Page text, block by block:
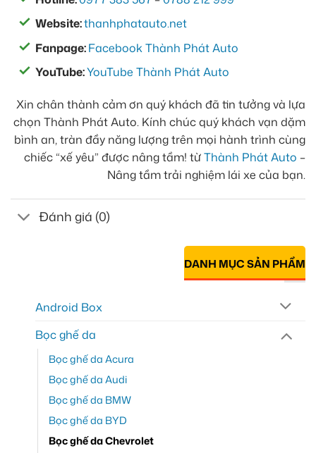
Website:thanhphatauto.net
Fanpage:Facebook Thành Phát Auto
YouTube:YouTube Thành Phát Auto
Xin chân thành cảm ơn quý khách đã tin tưởng và lựa
chọn Thành Phát Auto. Kính chúc quý khách vạn dặm
bình an, tràn đầy năng lượng trên mọi hành trình cùng
chiếc “xế yêu” được nâng tầm! từThành Phát Auto –
Nâng tầm trải nghiệm lái xe của bạn.
Đánh giá (0)
DANH MỤC SẢN PHẨM
Android Box
Bọc ghế da
Bọc ghế da Acura
Bọc ghế da Audi
Bọc ghế da BMW
Bọc ghế da BYD
Bọc ghế da Chevrolet